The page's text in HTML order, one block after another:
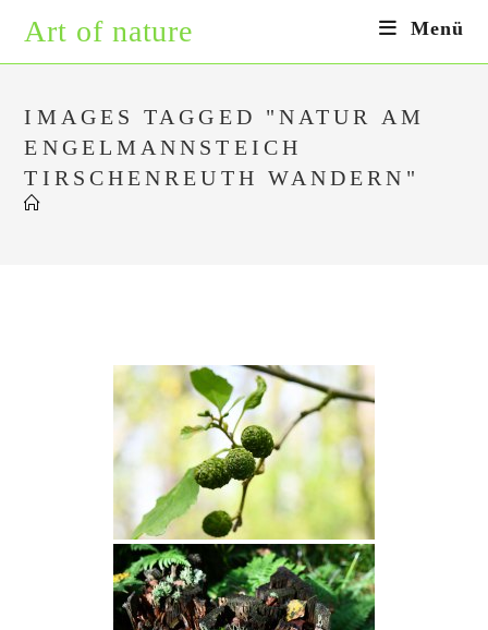
Inhalt
springen
Art of nature Menü
IMAGES TAGGED "NATUR AM
ENGELMANNSTEICH
TIRSCHENREUTH WANDERN"